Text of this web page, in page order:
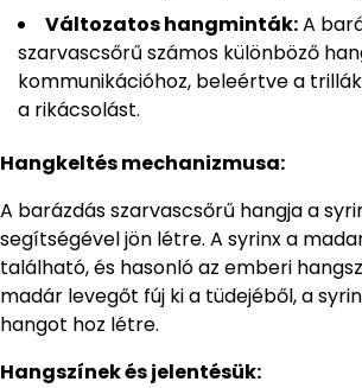
Változatos hangminták:A
szarvascsőrű számos különböző
kommunikációhoz, beleértve a
a rikácsolást.
Hangkeltés mechanizmusa:
A barázdás szarvascsőrű hangja a
segítségével jön létre. A syrinx a
található, és hasonló az emberi
madár levegőt fúj ki a tüdejéből, a
hangot hoz létre.
Hangszínek és jelentésük: